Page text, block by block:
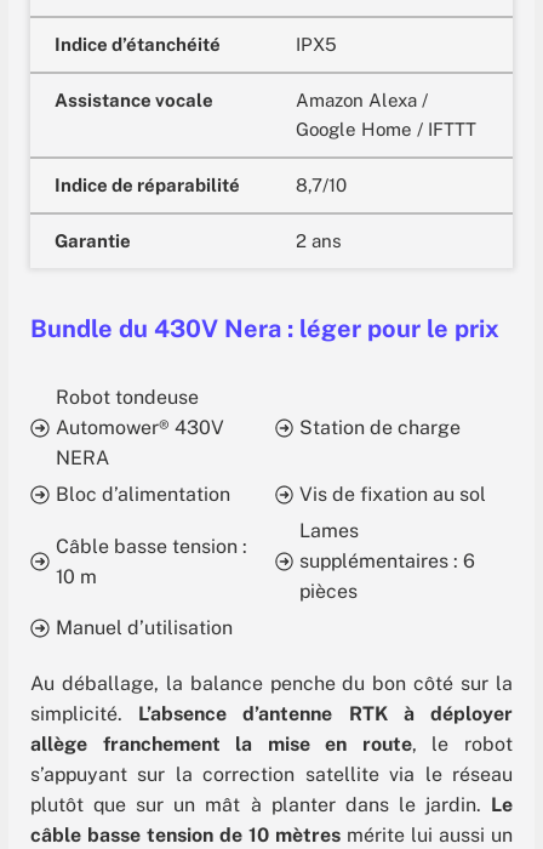
Indice d’étanchéité IPX5
Assistance vocale
Amazon Alexa /
Google Home / IFTTT
Indice de réparabilité 8,7/10
Garantie 2 ans
Bundle du 430V Nera : léger pour le prix
Robot tondeuse
Automower® 430V
NERA
Station de charge
Bloc d’alimentation Vis de fixation au sol
Câble basse tension :
10 m
Lames
supplémentaires : 6
pièces
Manuel d’utilisation
Au déballage, la balance penche du bon côté sur la
simplicité. L’absence d’antenne RTK à déployer
allège franchement la mise en route, le robot
s’appuyant sur la correction satellite via le réseau
plutôt que sur un mât à planter dans le jardin. Le
câble basse tension de 10 mètres mérite lui aussi un